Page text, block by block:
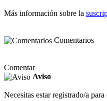
Más información sobre la
Comentarios
Comentar
Aviso
Necesitas estar registrado/a